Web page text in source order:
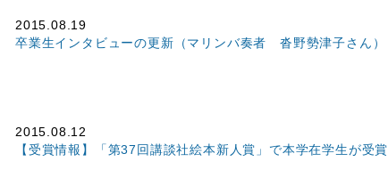
2015.08.19
卒業生インタビューの更新（マリンバ奏者 沓野勢津子さん）
2015.08.12
【受賞情報】「第37回講談社絵本新人賞」で本学在学生が受賞